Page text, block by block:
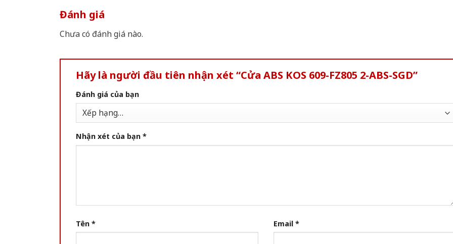
Đánh giá
Chưa có đánh giá nào.
Hãy là người đầu tiên nhận xét “Cửa ABS KOS 609-FZ805 2-ABS-SGD”
Đánh giá của bạn
Nhận xét của bạn *
Tên * Email *